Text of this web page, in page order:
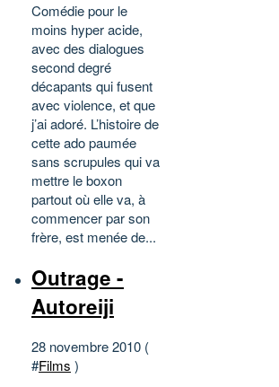
Comédie pour le
moins hyper acide,
avec des dialogues
second degré
décapants qui fusent
avec violence, et que
j’ai adoré. L’histoire de
cette ado paumée
sans scrupules qui va
mettre le boxon
partout où elle va, à
commencer par son
frère, est menée de...
Outrage -
Autoreiji
28 novembre 2010 (
#Films )